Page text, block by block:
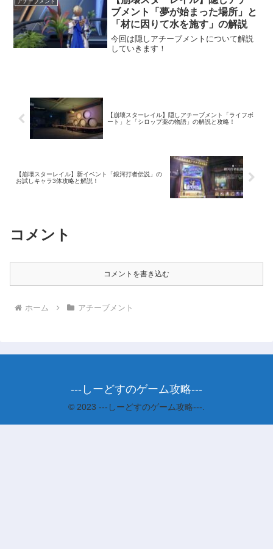
に入手しておきましょう！...
ブメント「夢が始まった場所」と
「材に因りて水を施す」の解説
今回は隠しアチーブメントについて解説
していきます！
【崩壊スターレイル】隠しアチーブメント「ライフボ
ート」と「シロップ薬の物語」の解説と攻略！
【崩壊スターレイル】新イベント「銀河打者伝説」の
お試しキャラ3体攻略と解説！
コメント
コメントを書き込む
ホーム アチーブメント
---しーどすのゲーム攻略---
© 2023 ---しーどすのゲーム攻略---.